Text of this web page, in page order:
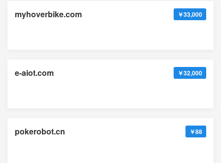
myhoverbike.com ￥33,000
e-aiot.com ￥32,000
pokerobot.cn ￥88